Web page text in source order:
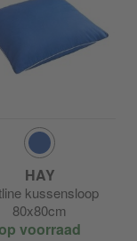
HAY
kussensloop
80x80cm
voorraad